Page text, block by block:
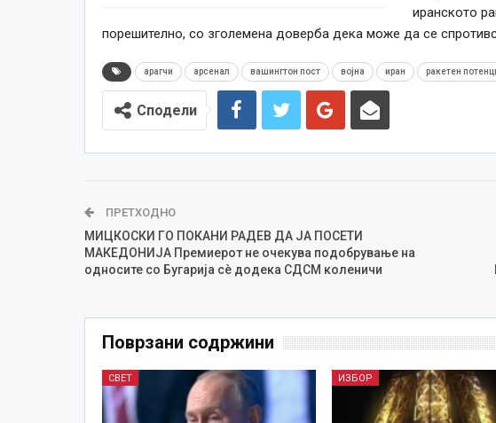
иранското
порешително, со зголемена доверба дека може да се
арагчи арсенал вашингтон пост војна иран ракетен
Сподели
ПРЕТХОДНО
МИЦКОСКИ ГО ПОКАНИ РАДЕВ ДА ЈА ПОСЕТИ
МАКЕДОНИЈА Премиерот не очекува подобрување на
односите со Бугарија сè додека СДСМ коленичи
Поврзани содржини
СВЕТ ИЗБОР